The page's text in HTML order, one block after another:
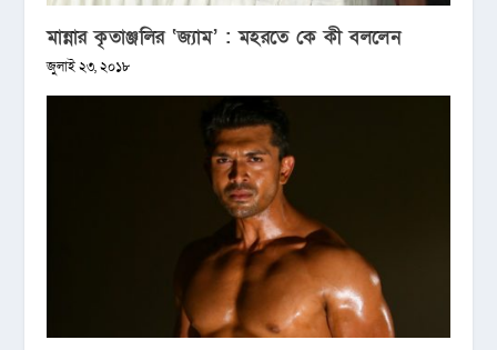
মান্নার কৃতাঞ্জলির ‘জ্যাম’ : মহরতে কে কী বললেন
জুলাই ২৩, ২০১৮